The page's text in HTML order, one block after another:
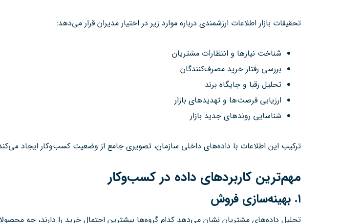
تحقیقات بازار اطلاعات ارزشمندی درباره موارد زیر در اختیار مدیران قرار می‌دهد:
شناخت نیازها و انتظارات مشتریان
بررسی رفتار خرید مصرف‌کنندگان
تحلیل رقبا و جایگاه برند
ارزیابی فرصت‌ها و تهدیدهای بازار
شناسایی روندهای جدید بازار
ترکیب این اطلاعات با داده‌های داخلی سازمان، تصویری جامع از وضعیت کسب‌وکار ایجاد
مهم‌ترین کاربردهای داده در کسب‌وکار
۱. بهینه‌سازی فروش
تحلیل داده‌های مشتریان نشان می‌دهد کدام گروه‌ها بیشترین احتمال خرید را دارند، چه